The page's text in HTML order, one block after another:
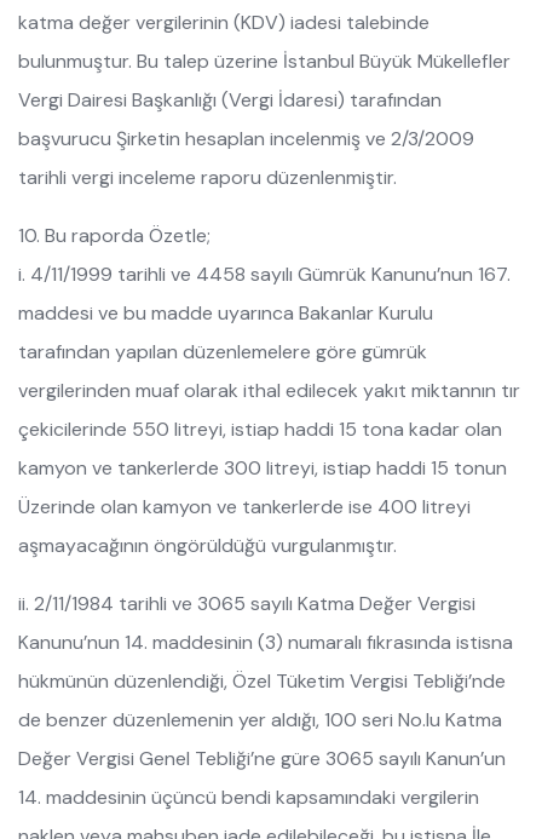
katma değer vergilerinin (KDV) iadesi talebinde
bulunmuştur. Bu talep üzerine İstanbul Büyük Mükellefler
Vergi Dairesi Başkanlığı (Vergi İdaresi) tarafından
başvurucu Şirketin hesaplan incelenmiş ve 2/3/2009
tarihli vergi inceleme raporu düzenlenmiştir.
10. Bu raporda Özetle;
i. 4/11/1999 tarihli ve 4458 sayılı Gümrük Kanunu’nun 167.
maddesi ve bu madde uyarınca Bakanlar Kurulu
tarafından yapılan düzenlemelere göre gümrük
vergilerinden muaf olarak ithal edilecek yakıt miktannın tır
çekicilerinde 550 litreyi, istiap haddi 15 tona kadar olan
kamyon ve tankerlerde 300 litreyi, istiap haddi 15 tonun
Üzerinde olan kamyon ve tankerlerde ise 400 litreyi
aşmayacağının öngörüldüğü vurgulanmıştır.
ii. 2/11/1984 tarihli ve 3065 sayılı Katma Değer Vergisi
Kanunu’nun 14. maddesinin (3) numaralı fıkrasında istisna
hükmünün düzenlendiği, Özel Tüketim Vergisi Tebliği’nde
de benzer düzenlemenin yer aldığı, 100 seri No.lu Katma
Değer Vergisi Genel Tebliği’ne güre 3065 sayılı Kanun’un
14. maddesinin üçüncü bendi kapsamındaki vergilerin